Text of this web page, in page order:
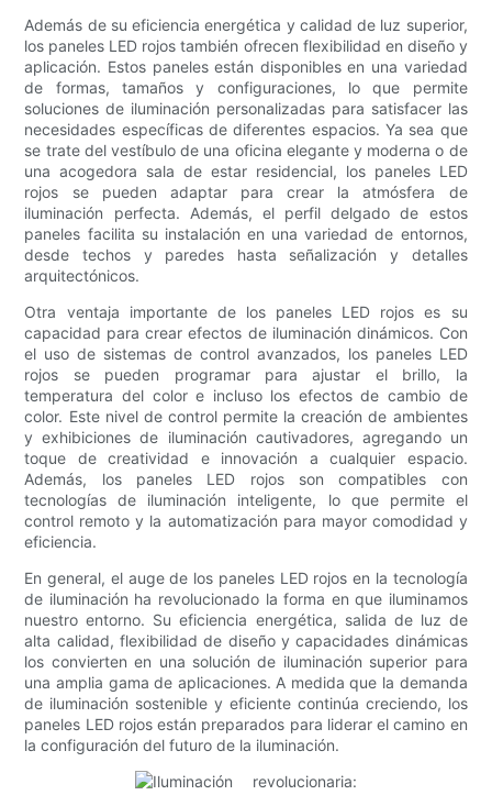
Además de su eficiencia energética y calidad de luz superior,
los paneles LED rojos también ofrecen flexibilidad en diseño y
aplicación. Estos paneles están disponibles en una variedad
de formas, tamaños y configuraciones, lo que permite
soluciones de iluminación personalizadas para satisfacer las
necesidades específicas de diferentes espacios. Ya sea que
se trate del vestíbulo de una oficina elegante y moderna o de
una acogedora sala de estar residencial, los paneles LED
rojos se pueden adaptar para crear la atmósfera de
iluminación perfecta. Además, el perfil delgado de estos
paneles facilita su instalación en una variedad de entornos,
desde techos y paredes hasta señalización y detalles
arquitectónicos.
Otra ventaja importante de los paneles LED rojos es su
capacidad para crear efectos de iluminación dinámicos. Con
el uso de sistemas de control avanzados, los paneles LED
rojos se pueden programar para ajustar el brillo, la
temperatura del color e incluso los efectos de cambio de
color. Este nivel de control permite la creación de ambientes
y exhibiciones de iluminación cautivadores, agregando un
toque de creatividad e innovación a cualquier espacio.
Además, los paneles LED rojos son compatibles con
tecnologías de iluminación inteligente, lo que permite el
control remoto y la automatización para mayor comodidad y
eficiencia.
En general, el auge de los paneles LED rojos en la tecnología
de iluminación ha revolucionado la forma en que iluminamos
nuestro entorno. Su eficiencia energética, salida de luz de
alta calidad, flexibilidad de diseño y capacidades dinámicas
los convierten en una solución de iluminación superior para
una amplia gama de aplicaciones. A medida que la demanda
de iluminación sostenible y eficiente continúa creciendo, los
paneles LED rojos están preparados para liderar el camino en
la configuración del futuro de la iluminación.